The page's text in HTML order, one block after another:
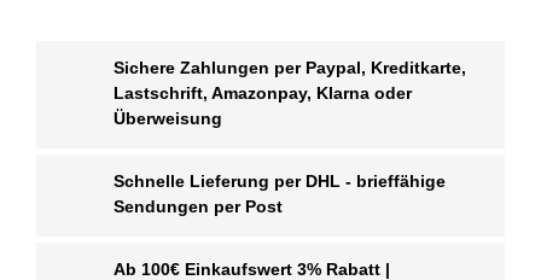
Sichere Zahlungen per Paypal, Kreditkarte,
Lastschrift, Amazonpay, Klarna oder
Überweisung
Schnelle Lieferung per DHL - brieffähige
Sendungen per Post
Ab 100€ Einkaufswert 3% Rabatt |